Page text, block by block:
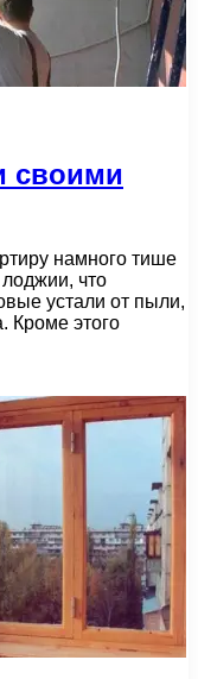
своими
намного тише
что
устали от пыли,
Кроме этого